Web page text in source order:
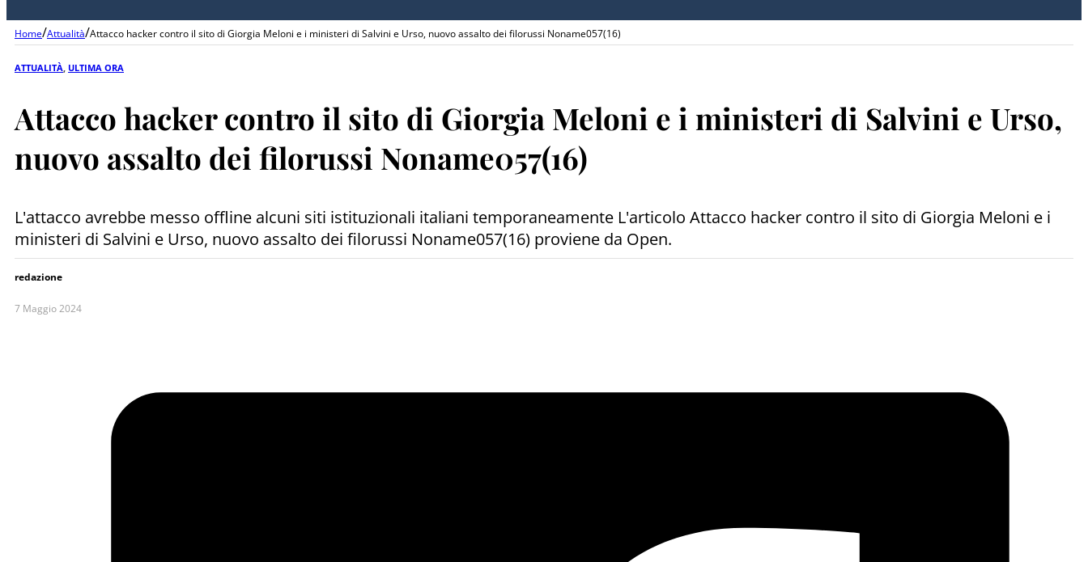
Home/Attualità/Attacco hacker contro il sito di Giorgia Meloni e i ministeri di Salvini e Urso, nuovo assalto dei filorussi Noname057(16)
ATTUALITÀ ULTIMA ORA
Attacco hacker contro il sito di Giorgia Meloni e i ministeri di Salvini e Urso,
nuovo assalto dei filorussi Noname057(16)
L'attacco avrebbe messo offline alcuni siti istituzionali italiani temporaneamente L'articolo Attacco hacker contro il sito di Giorgia Meloni e i
ministeri di Salvini e Urso, nuovo assalto dei filorussi Noname057(16) proviene da Open.
redazione
7 Maggio 2024